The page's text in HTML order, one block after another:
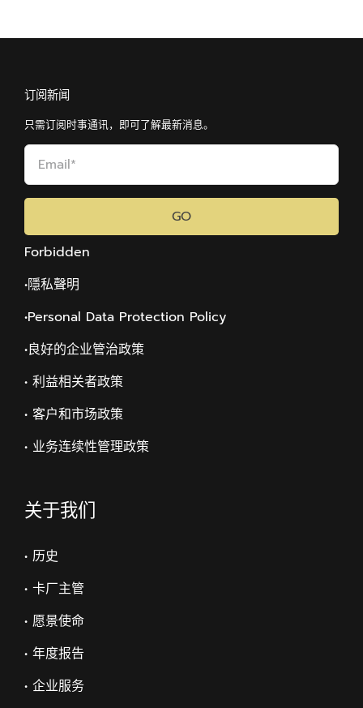
订阅新闻
只需订阅时事通讯，即可了解最新消息。
GO
Forbidden
•隱私聲明
•Personal Data Protection Policy
•良好的企业管治政策
• 利益相关者政策
• 客户和市场政策
• 业务连续性管理政策
关于我们
• 历史
• 卡厂主管
• 愿景使命
• 年度报告
• 企业服务